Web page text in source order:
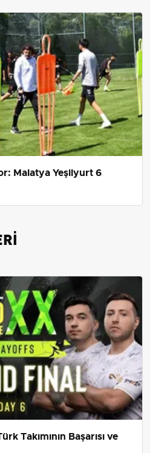
Malatya Yeşilyurt 6
Takımının Başarısı ve